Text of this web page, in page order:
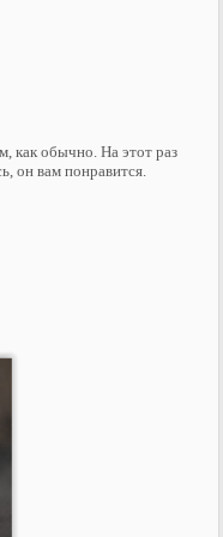
как обычно. На этот раз
он вам понравится.